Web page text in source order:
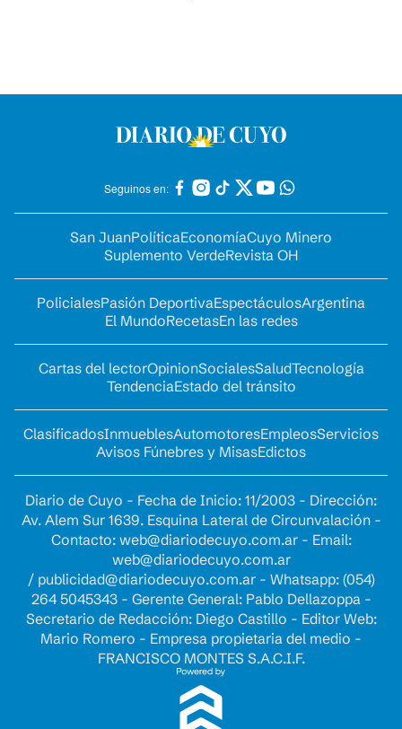
Seguinos en:
San JuanPolíticaEconomíaCuyo Minero
Suplemento VerdeRevista OH
PolicialesPasión DeportivaEspectáculosArgentina
El MundoRecetasEn las redes
Cartas del lectorOpinionSocialesSaludTecnología
TendenciaEstado del tránsito
ClasificadosInmueblesAutomotoresEmpleosServicios
Avisos Fúnebres y MisasEdictos
Diario de Cuyo - Fecha de Inicio: 11/2003 - Dirección:
Av. Alem Sur 1639. Esquina Lateral de Circunvalación -
Contacto: web@diariodecuyo.com.ar- Email:
web@diariodecuyo.com.ar
/ publicidad@diariodecuyo.com.ar- Whatsapp: (054)
264 5045343 - Gerente General: Pablo Dellazoppa -
Secretario de Redacción: Diego Castillo - Editor Web:
Mario Romero - Empresa propietaria del medio -
FRANCISCO MONTES S.A.C.I.F.